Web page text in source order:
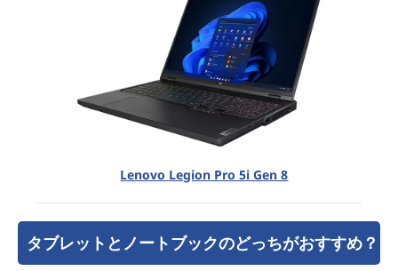
Lenovo Legion Pro 5i Gen 8
タブレットとノートブックのどっちがおすすめ？